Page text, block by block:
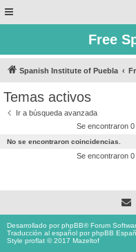
Free
Spanish Institute of Puebla
Temas activos
Ir a búsqueda avanzada
Se encontraron
No se encontraron coincidencias.
Se encontraron
Desarrollado porphpBB® Forum
Traducción al español porphpBB
Style proflat © 2017 Mazeltof